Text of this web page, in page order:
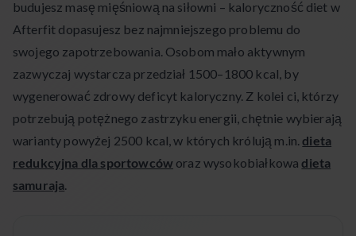
budujesz masę mięśniową na siłowni – kaloryczność diet w
Afterfit dopasujesz bez najmniejszego problemu do
swojego zapotrzebowania. Osobom mało aktywnym
zazwyczaj wystarcza przedział 1500–1800 kcal, by
wygenerować zdrowy deficyt kaloryczny. Z kolei ci, którzy
potrzebują potężnego zastrzyku energii, chętnie wybierają
warianty powyżej 2500 kcal, w których królują m.in. dieta
redukcyjna dla sportowców oraz wysokobiałkowa dieta
samuraja.